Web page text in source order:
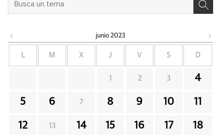
junio 2023
M X J V S D
1 2 3 4
5 6 7 8 9 10 11
12 13 14 15 16 17 18